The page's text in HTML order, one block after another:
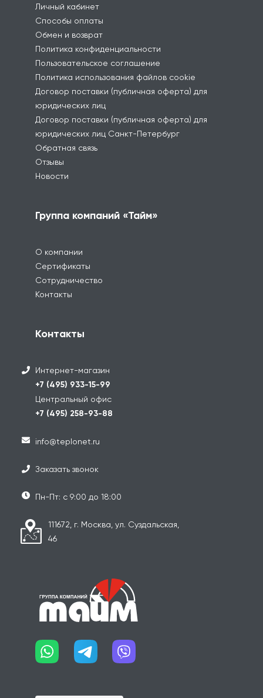
Личный кабинет
Способы оплаты
Обмен и возврат
Политика конфиденциальности
Пользовательское соглашение
Политика использования файлов cookie
Договор поставки (публичная оферта) для
юридических лиц
Договор поставки (публичная оферта) для
юридических лиц Санкт-Петербург
Обратная связь
Отзывы
Новости
Группа компаний «Тайм»
О компании
Сертификаты
Сотрудничество
Контакты
Контакты
Интернет-магазин
+7 (495) 933-15-99
Центральный офис
+7 (495) 258-93-88
info@teplonet.ru
Заказать звонок
Пн-Пт: с 9:00 до 18:00
111672, г. Москва, ул. Суздальская,
46